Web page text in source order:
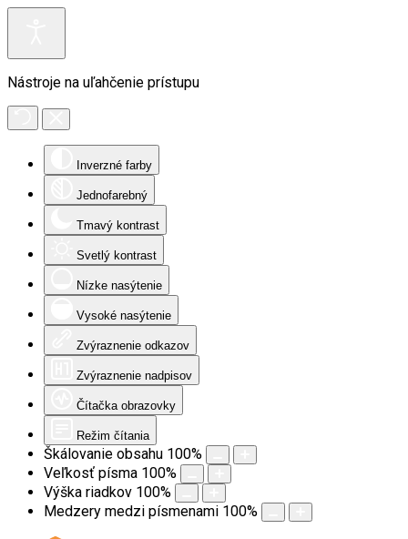
Nástroje na uľahčenie prístupu
Inverzné farby
Jednofarebný
Tmavý kontrast
Svetlý kontrast
Nízke nasýtenie
Vysoké nasýtenie
Zvýraznenie odkazov
Zvýraznenie nadpisov
Čítačka obrazovky
Režim čítania
Škálovanie obsahu 100%
Veľkosť písma 100%
Výška riadkov 100%
Medzery medzi písmenami 100%